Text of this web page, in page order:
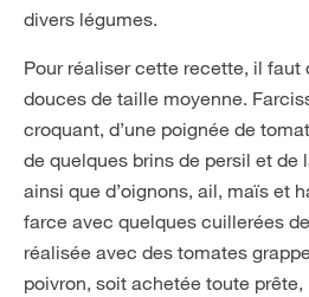
divers légumes.
Pour réaliser cette recette, il
douces de taille moyenne.
croquant, d’une poignée de
de quelques brins de persil et de
ainsi que d’oignons, ail, maïs et
farce avec quelques cuillerées
réalisée avec des tomates
poivron, soit achetée toute